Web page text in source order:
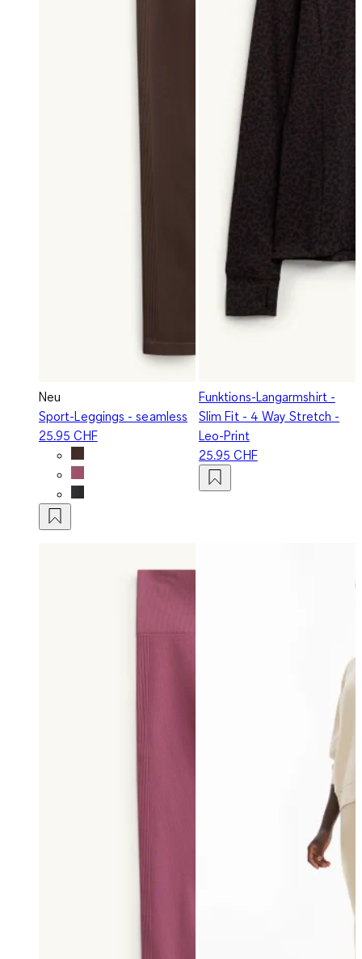
Neu
Sport-Leggings - seamless
25.95 CHF
Funktions-Langarmshirt -
Slim Fit - 4 Way Stretch -
Leo-Print
25.95 CHF